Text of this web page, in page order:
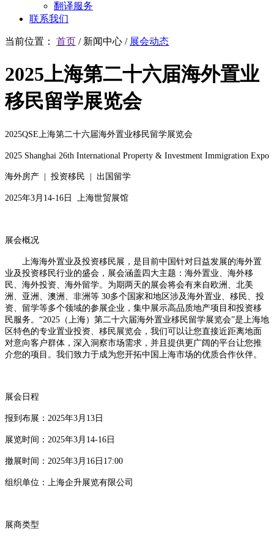
翻译服务
联系我们
当前位置： 首页 / 新闻中心 / 展会动态
2025上海第二十六届海外置业
移民留学展览会
2025QSE上海第二十六届海外置业移民留学展览会
2025 Shanghai 26th International Property & Investment Immigration Expo
海外房产 | 投资移民 | 出国留学
2025年3月14-16日 上海世贸展馆
展会概况
上海海外置业及投资移民展，是目前中国针对日益发展的海外置
业及投资移民行业的盛会，展会涵盖四大主题：海外置业、海外移
民、海外投资、海外留学。为期两天的展会将会有来自欧洲、北美
洲、亚洲、澳洲、非洲等 30多个国家和地区涉及海外置业、移民、投
资、留学等多个领域的参展企业，集中展示高品质地产项目和投资移
民服务。“2025（上海）第二十六届海外置业移民留学展览会”是上海地
区特色的专业置业投资、移民展览会，我们可以让您直接近距离地面
对意向客户群体，深入洞察市场需求，并且提供更广阔的平台让您推
介您的项目。我们致力于成为您开拓中国上海市场的优质合作伙伴。
展会日程
报到布展：2025年3月13日
展览时间：2025年3月14-16日
撤展时间：2025年3月16日17:00
组织单位：上海企升展览有限公司
展商类型